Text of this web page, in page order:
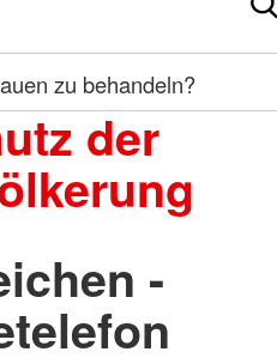
zu behandeln?
der
-